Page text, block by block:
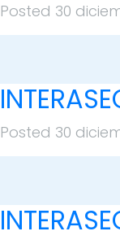
Posted 30
Posted 30